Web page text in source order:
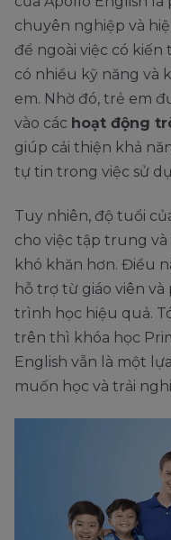
chuyên nghiệp và
để ngoài việc có kiến
có nhiều kỹ năng và
em. Nhờ đó, trẻ em
vào các hoạt động
giúp cải thiện khả
tự tin trong việc sử
Tuy nhiên, độ tuổi
cho việc tập trung
khó khăn hơn. Điều
hỗ trợ từ giáo viên
trình học hiệu quả.
trên thì khóa học
English vẫn là một
muốn học và trải